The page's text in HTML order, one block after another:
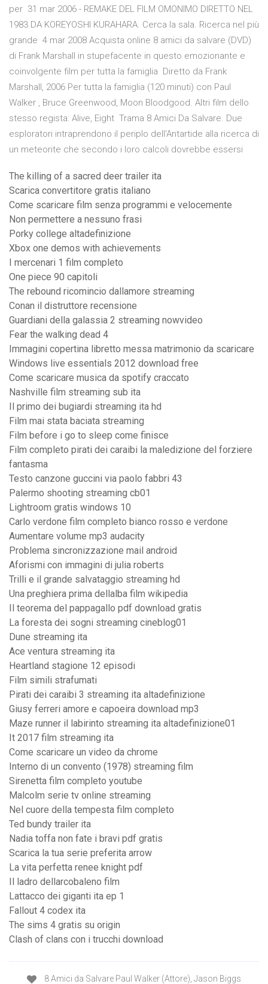
per 31 mar 2006 - REMAKE DEL FILM OMONIMO DIRETTO NEL
1983 DA KOREYOSHI KURAHARA. Cerca la sala. Ricerca nel più
grande 4 mar 2008 Acquista online 8 amici da salvare (DVD)
di Frank Marshall in stupefacente in questo emozionante e
coinvolgente film per tutta la famiglia Diretto da Frank
Marshall, 2006 Per tutta la famiglia (120 minuti) con Paul
Walker , Bruce Greenwood, Moon Bloodgood. Altri film dello
stesso regista: Alive, Eight Trama 8 Amici Da Salvare. Due
esploratori intraprendono il periplo dell'Antartide alla ricerca di
un meteorite che secondo i loro calcoli dovrebbe essersi
The killing of a sacred deer trailer ita
Scarica convertitore gratis italiano
Come scaricare film senza programmi e velocemente
Non permettere a nessuno frasi
Porky college altadefinizione
Xbox one demos with achievements
I mercenari 1 film completo
One piece 90 capitoli
The rebound ricomincio dallamore streaming
Conan il distruttore recensione
Guardiani della galassia 2 streaming nowvideo
Fear the walking dead 4
Immagini copertina libretto messa matrimonio da scaricare
Windows live essentials 2012 download free
Come scaricare musica da spotify craccato
Nashville film streaming sub ita
Il primo dei bugiardi streaming ita hd
Film mai stata baciata streaming
Film before i go to sleep come finisce
Film completo pirati dei caraibi la maledizione del forziere
fantasma
Testo canzone guccini via paolo fabbri 43
Palermo shooting streaming cb01
Lightroom gratis windows 10
Carlo verdone film completo bianco rosso e verdone
Aumentare volume mp3 audacity
Problema sincronizzazione mail android
Aforismi con immagini di julia roberts
Trilli e il grande salvataggio streaming hd
Una preghiera prima dellalba film wikipedia
Il teorema del pappagallo pdf download gratis
La foresta dei sogni streaming cineblog01
Dune streaming ita
Ace ventura streaming ita
Heartland stagione 12 episodi
Film simili strafumati
Pirati dei caraibi 3 streaming ita altadefinizione
Giusy ferreri amore e capoeira download mp3
Maze runner il labirinto streaming ita altadefinizione01
It 2017 film streaming ita
Come scaricare un video da chrome
Interno di un convento (1978) streaming film
Sirenetta film completo youtube
Malcolm serie tv online streaming
Nel cuore della tempesta film completo
Ted bundy trailer ita
Nadia toffa non fate i bravi pdf gratis
Scarica la tua serie preferita arrow
La vita perfetta renee knight pdf
Il ladro dellarcobaleno film
Lattacco dei giganti ita ep 1
Fallout 4 codex ita
The sims 4 gratis su origin
Clash of clans con i trucchi download
8 Amici da Salvare Paul Walker (Attore), Jason Biggs